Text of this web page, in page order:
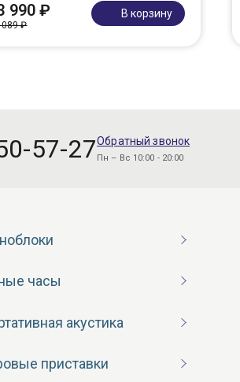
990 ₽
₽
В корзину
57-27Обратный звонок
Пн – Вс 10:00 - 20:00
часы
акустика
приставки